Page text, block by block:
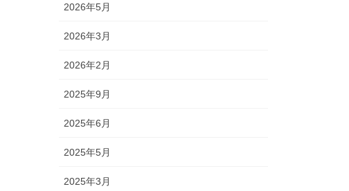
2026年5月
2026年3月
2026年2月
2025年9月
2025年6月
2025年5月
2025年3月